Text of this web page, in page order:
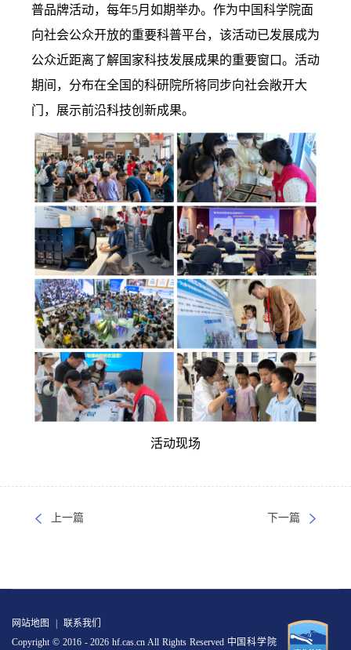
普品牌活动，每年5月如期举办。作为中国科学院面
向社会公众开放的重要科普平台，该活动已发展成为
公众近距离了解国家科技发展成果的重要窗口。活动
期间，分布在全国的科研院所将同步向社会敞开大
门，展示前沿科技创新成果。
活动现场
上一篇 下一篇
网站地图
联系我们
Copyright © 2016 -2026 hf.cas.cn All Rights Reserved 中国科学院